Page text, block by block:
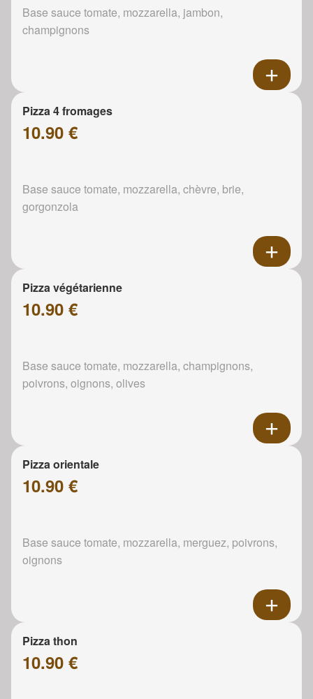
Base sauce tomate, mozzarella, jambon,
champignons
Pizza 4 fromages
10.90 €
Base sauce tomate, mozzarella, chèvre, brie,
gorgonzola
Pizza végétarienne
10.90 €
Base sauce tomate, mozzarella, champignons,
poivrons, oignons, olives
Pizza orientale
10.90 €
Base sauce tomate, mozzarella, merguez, poivrons,
oignons
Pizza thon
10.90 €